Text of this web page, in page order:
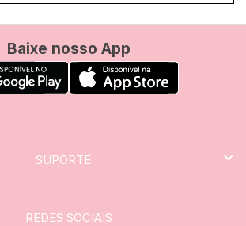
Baixe nosso App
SUPORTE
REDES SOCIAIS